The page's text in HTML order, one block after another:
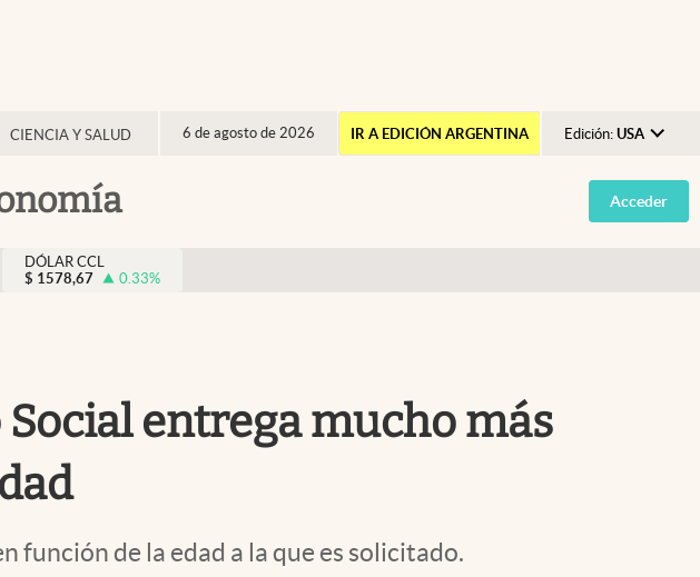
CIENCIA Y SALUD 6 de agosto de 2026 IR A EDICIÓN ARGENTINA Edición: USA
Argentina
España
Acceder
DÓLAR CCL
$ 1578,67 0.33%
entrega mucho más
función de la edad a la que es solicitado.